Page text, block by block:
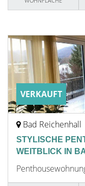
VERKAUFT
Bad Reichenhall
STYLISCHE
WEITBLICK IN